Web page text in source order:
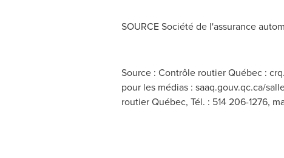
SOURCE Société de l'assurance
Source : Contrôle routier Québec :
pour les médias : saaq.gouv.qc.ca/
routier Québec, Tél. : 514 206-1276,